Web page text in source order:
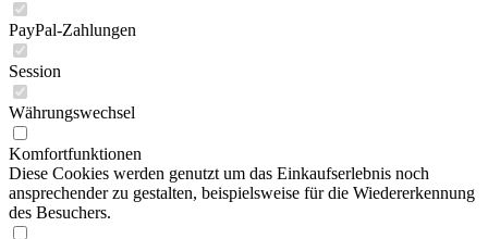
PayPal-Zahlungen
Session
Währungswechsel
Komfortfunktionen
Diese Cookies werden genutzt um das Einkaufserlebnis noch
ansprechender zu gestalten, beispielsweise für die Wiedererkennung
des Besuchers.